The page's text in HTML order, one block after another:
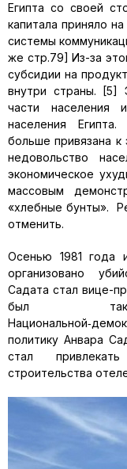
Египта со своей
капитала приняло
системы
же стр.79] Из-за
субсидии на
внутри страны. [5]
части населения
населения
больше привязана к
недовольство
экономическое
массовым
«хлебные бунты».
отменить.
Осенью 1981 года
организовано
Садата стал вице-
был также
политику Анвара
стал
строительства